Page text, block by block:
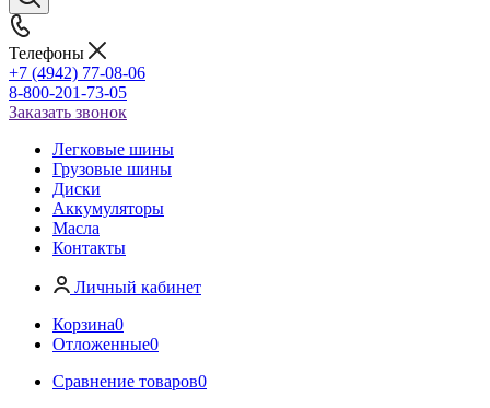
Телефоны
+7 (4942) 77-08-06
8-800-201-73-05
Заказать звонок
Легковые шины
Грузовые шины
Диски
Аккумуляторы
Масла
Контакты
Личный кабинет
Корзина0
Отложенные0
Сравнение товаров0